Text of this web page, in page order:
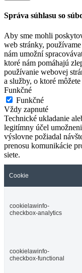
Správa súhlasu so
Aby sme mohli
web stránky,
nám umožní
ktoré nám pomáhajú
používanie webovej
a služby, o ktoré
Funkčné
Funkčné
Vždy zapnuté
Technické ukladanie
legitímny účel
výslovne požiadal
prenosu komunikácie
siete.
Cookie
cookielawinfo-
checkbox-analytics
cookielawinfo-
checkbox-functional